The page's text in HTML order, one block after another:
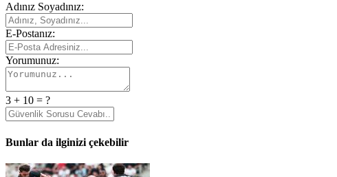
Adınız Soyadınız:
E-Postanız:
Yorumunuz:
3 + 10 = ?
Bunlar da ilginizi çekebilir